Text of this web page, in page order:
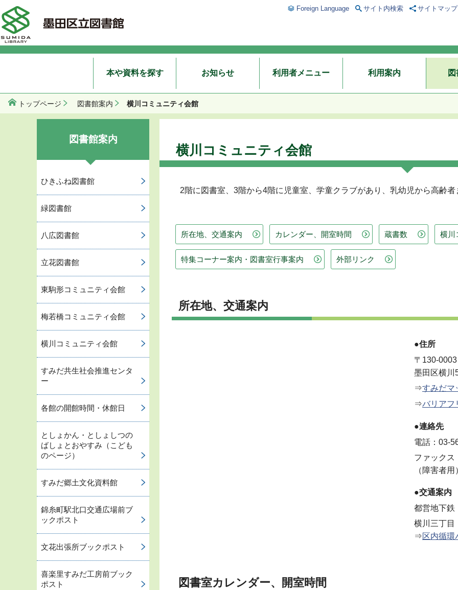
Foreign Language サイト内検索 サイトマップ
本や資料を探す お知らせ 利用者メニュー 利用案内
トップページ 図書館案内 横川コミュニティ会館
横川コミュニティ会館
2階に図書室、3階から4階に児童室、学童クラブがあり、乳幼児から高齢
所在地、交通案内 カレンダー、開室時間 蔵書数 横川
特集コーナー案内・図書室行事案内 外部リンク
所在地、交通案内
●住所
〒130-0003
墨田区横川
⇒すみだマ
⇒バリアフ
●連絡先
電話：03-
ファックス
（障害者用
●交通案内
都営地下鉄
横川三丁目
⇒区内循環
図書室カレンダー、開室時間
図書館案内
ひきふね図書館
緑図書館
八広図書館
立花図書館
東駒形コミュニティ会館
梅若橋コミュニティ会館
横川コミュニティ会館
すみだ共生社会推進センタ
ー
各館の開館時間・休館日
としょかん・としょしつの
ばしょとおやすみ（こども
のページ）
すみだ郷土文化資料館
錦糸町駅北口交通広場前ブ
ックポスト
文花出張所ブックポスト
喜楽里すみだ工房前ブック
ポスト